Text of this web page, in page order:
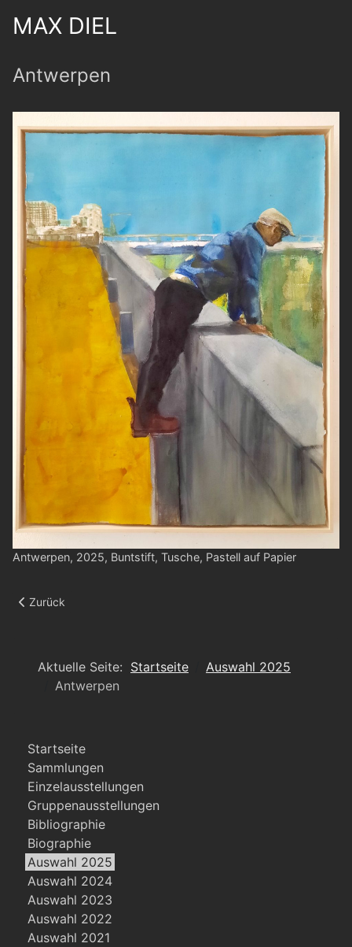
MAX DIEL
Antwerpen
Antwerpen, 2025, Buntstift, Tusche, Pastell auf Papier
Vorheriger Beitrag: U cry Ucraine
Zurück
Aktuelle Seite: Startseite
Auswahl 2025
Antwerpen
Startseite
Sammlungen
Einzelausstellungen
Gruppenausstellungen
Bibliographie
Biographie
Auswahl 2025
Auswahl 2024
Auswahl 2023
Auswahl 2022
Auswahl 2021